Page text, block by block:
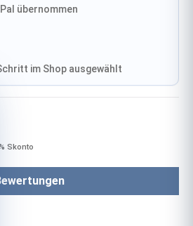
übernommen
im Shop ausgewählt
Skonto